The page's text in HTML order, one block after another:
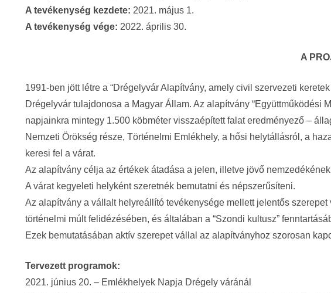
A tevékenység kezdete: 2021. május 1.
A tevékenység vége: 2022. április 30.
A
1991-ben jött létre a “Drégelyvár Alapítvány, amely civil szervezeti
Drégelyvár tulajdonosa a Magyar Állam. Az alapítvány
napjainkra mintegy 1.500 köbméter visszaépített falat eredményező –
Nemzeti Örökség része, Történelmi Emlékhely, a hősi helytállásról, a
keresi fel a várat.
Az alapítvány célja az értékek átadása a jelen, illetve jövő
A várat kegyeleti helyként szeretnék bemutatni és népszerűsíteni.
Az alapítvány a vállalt helyreállító tevékenysége mellett jelentős
történelmi múlt felidézésében, és általában a “Szondi kultusz”
Ezek bemutatásában aktív szerepet vállal az alapítványhoz szorosan
Tervezett programok:
2021. június 20. – Emlékhelyek Napja Drégely váránál